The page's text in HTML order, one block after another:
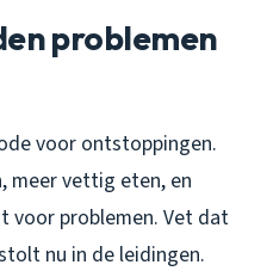
problemen
voor ontstoppingen.
meer vettig eten, en
voor problemen. Vet dat
nu in de leidingen.